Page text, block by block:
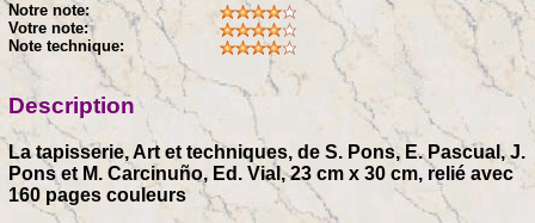
Notre note:
Votre note:
Note technique:
Description
La tapisserie, Art et techniques, de S. Pons, E. Pascual, J.
Pons et M. Carcinuño, Ed. Vial, 23 cm x 30 cm, relié avec
160 pages couleurs